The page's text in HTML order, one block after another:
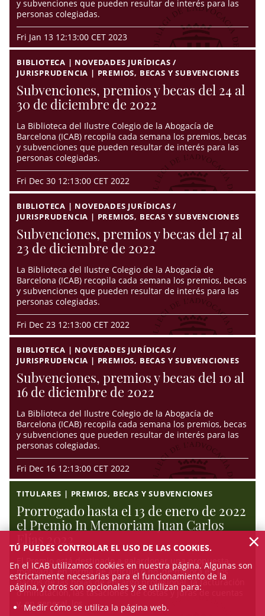
y subvenciones que pueden resultar de interés para las
personas colegiadas.
Fri Jan 13 12:13:00 CET 2023
BIBLIOTECA | NOVEDADES JURÍDICAS /
JURISPRUDENCIA | PREMIOS, BECAS Y SUBVENCIONES
Subvenciones, premios y becas del 24 al
30 de diciembre de 2022
La Biblioteca del Ilustre Colegio de la Abogacía de
Barcelona (ICAB) recopila cada semana los premios, becas
y subvenciones que pueden resultar de interés para las
personas colegiadas.
Fri Dec 30 12:13:00 CET 2022
BIBLIOTECA | NOVEDADES JURÍDICAS /
JURISPRUDENCIA | PREMIOS, BECAS Y SUBVENCIONES
Subvenciones, premios y becas del 17 al
23 de diciembre de 2022
La Biblioteca del Ilustre Colegio de la Abogacía de
Barcelona (ICAB) recopila cada semana los premios, becas
y subvenciones que pueden resultar de interés para las
personas colegiadas.
Fri Dec 23 12:13:00 CET 2022
BIBLIOTECA | NOVEDADES JURÍDICAS /
JURISPRUDENCIA | PREMIOS, BECAS Y SUBVENCIONES
Subvenciones, premios y becas del 10 al
16 de diciembre de 2022
La Biblioteca del Ilustre Colegio de la Abogacía de
Barcelona (ICAB) recopila cada semana los premios, becas
y subvenciones que pueden resultar de interés para las
personas colegiadas.
Fri Dec 16 12:13:00 CET 2022
TITULARES | PREMIOS, BECAS Y SUBVENCIONES
Prorrogado hasta el 13 de enero de 2022
el Premio In Memoriam Juan Carlos
Elías 2022
El Premio está destinado a galardonar una propuesta
motivada, en forma de artículo o no, de mejora en los
pactos de las hojas de encargo profesional, la facturación
o minutación, las tasaciones de costas y juras de cuentas
y, en general, los ...
TÚ PUEDES CONTROLAR EL USO DE LAS COOKIES.
En el ICAB utilizamos cookies en nuestra página. Algunas son
estrictamente necesarias para el funcionamiento de la
página, y otros son opcionales y se utilizan para:
Medir cómo se utiliza la página web.
×